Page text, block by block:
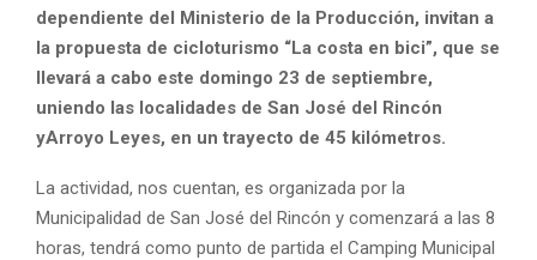
dependiente del Ministerio de la Producción, invitan a
la propuesta de cicloturismo “La costa en bici”, que se
llevará a cabo este domingo 23 de septiembre,
uniendo las localidades de San José del Rincón
yArroyo Leyes, en un trayecto de 45 kilómetros.
La actividad, nos cuentan, es organizada por la
Municipalidad de San José del Rincón y comenzará a las 8
horas, tendrá como punto de partida el Camping Municipal